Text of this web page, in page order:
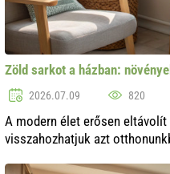
Zöld sarkot a házban:
2026.07.09 820
A modern élet erősen
visszahozhatjuk azt